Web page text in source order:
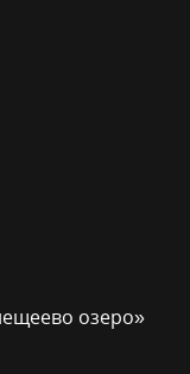
озеро»